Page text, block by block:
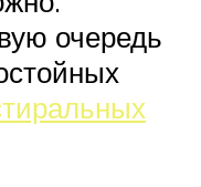
очередь